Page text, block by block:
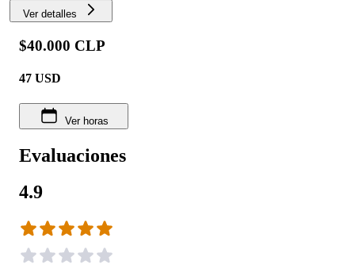
Ver detalles
$40.000 CLP
47 USD
Ver horas
Evaluaciones
4.9